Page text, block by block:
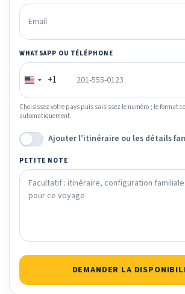
WHATSAPP OU TÉLÉPHONE
+1
Choisissez votre pays puis saisissez le numéro ; le format
automatiquement.
Ajouter l’itinéraire ou les détails
PETITE NOTE
DEMANDER LA